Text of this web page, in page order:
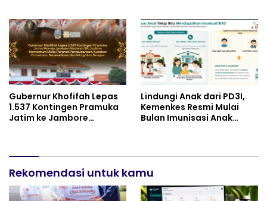
Gubernur Khofifah Lepas
1.537 Kontingen Pramuka
Jatim ke Jambore
Semangat Nasionalisme
Lindungi Anak dari PD3I,
Kemenkes Resmi Mulai
Bulan Imunisasi Anak
Rekomendasi untuk kamu